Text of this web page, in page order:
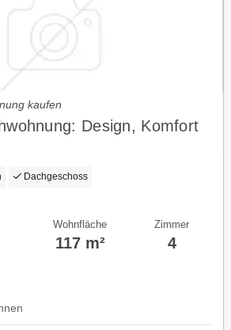
kaufen
Design, Komfort
Dachgeschoss
Wohnfläche
117 m²
Zimmer
4